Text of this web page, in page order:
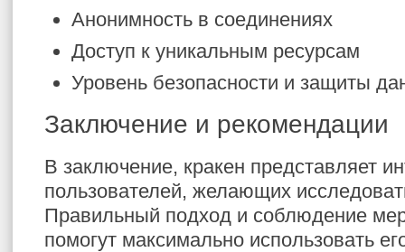
Анонимность в соединениях
Доступ к уникальным ресурсам
Уровень безопасности и защиты
Заключение и рекомендации
В заключение, кракен представляет
пользователей, желающих
Правильный подход и соблюдение
помогут максимально использовать